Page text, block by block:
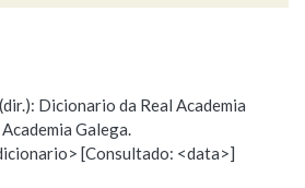
Hai un erro na palabra
a definición
Dicionario da Real Academia
Galega.
[Consultado: <data>]